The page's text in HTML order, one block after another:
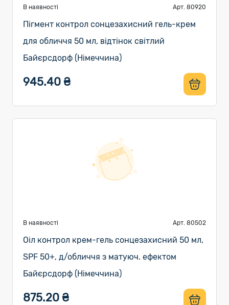
В наявності Арт. 80920
Пігмент контрол сонцезахисний гель-крем
для обличчя 50 мл, відтінок світлий
Байєрсдорф (Німеччина)
945.40 ₴
В наявності Арт. 80502
Оіл контрол крем-гель сонцезахисний 50 мл,
SPF 50+, д/обличчя з матуюч. ефектом
Байєрсдорф (Німеччина)
875.20 ₴